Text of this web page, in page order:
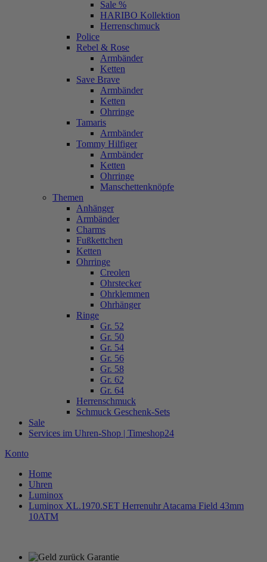
Sale %
HARIBO Kollektion
Herrenschmuck
Police
Rebel & Rose
Armbänder
Ketten
Save Brave
Armbänder
Ketten
Ohrringe
Tamaris
Armbänder
Tommy Hilfiger
Armbänder
Ketten
Ohrringe
Manschettenknöpfe
Themen
Anhänger
Armbänder
Charms
Fußkettchen
Ketten
Ohrringe
Creolen
Ohrstecker
Ohrklemmen
Ohrhänger
Ringe
Gr. 52
Gr. 50
Gr. 54
Gr. 56
Gr. 58
Gr. 62
Gr. 64
Herrenschmuck
Schmuck Geschenk-Sets
Sale
Services im Uhren-Shop | Timeshop24
Konto
Home
Uhren
Luminox
Luminox XL.1970.SET Herrenuhr Atacama Field 43mm
10ATM